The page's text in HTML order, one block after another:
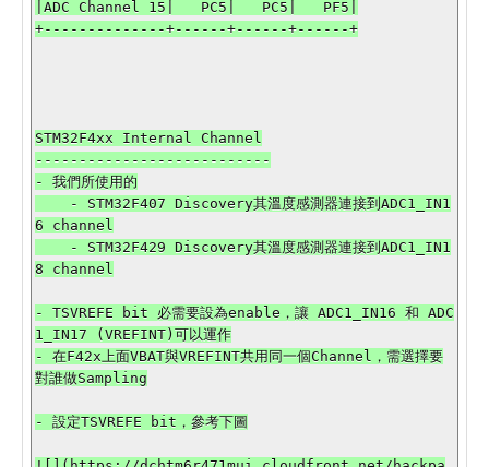
|ADC Channel 15|   PC5|   PC5|   PF5|
+--------------+------+------+------+
STM32F4xx Internal Channel
---------------------------
- 我們所使用的
6 channel
8 channel
- TSVREFE bit 必需要設為enable，讓 ADC1_IN16 和 ADC
1_IN17 (VREFINT)可以運作
- 在F42x上面VBAT與VREFINT共用同一個Channel，需選擇要
對誰做Sampling
- 設定TSVREFE bit，參考下圖